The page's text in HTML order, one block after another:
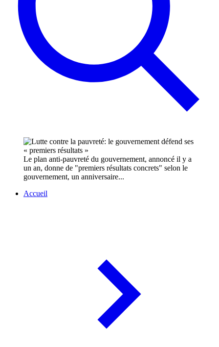
Le plan anti-pauvreté du gouvernement, annoncé il y a
un an, donne de "premiers résultats concrets" selon le
gouvernement, un anniversaire...
Accueil